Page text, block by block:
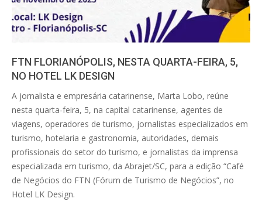
FTN FLORIANÓPOLIS, NESTA QUARTA-FEIRA, 5,
NO HOTEL LK DESIGN
11-
A jornalista e empresária catarinense, Marta Lobo, reúne
nesta quarta-feira, 5, na capital catarinense, agentes de
viagens, operadores de turismo, jornalistas especializados em
turismo, hotelaria e gastronomia, autoridades, demais
profissionais do setor do turismo, e jornalistas da imprensa
especializada em turismo, da Abrajet/SC, para a edição “Café
de Negócios do FTN (Fórum de Turismo de Negócios”, no
Hotel LK Design.